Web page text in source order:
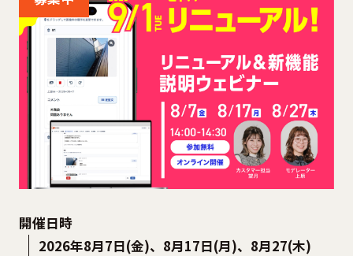
開催日時
2026年8月7日(金)、8月17日(月)、8月27(木)